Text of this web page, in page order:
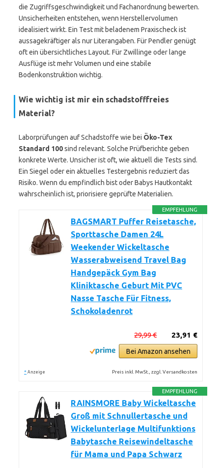
die Zugriffsgeschwindigkeit und Fachanordnung bewerten.
Unsicherheiten entstehen, wenn Herstellervolumen
idealisiert wirkt. Ein Test mit beladenem Praxischeck ist
aussagekräftiger als nur Literangaben. Für Pendler genügt
oft ein übersichtliches Layout. Für Zwillinge oder lange
Ausflüge ist mehr Volumen und eine stabile
Bodenkonstruktion wichtig.
Wie wichtig ist mir ein schadstofffreies
Material?
Laborprüfungen auf Schadstoffe wie bei Öko-Tex
Standard 100sind relevant. Solche Prüfberichte geben
konkrete Werte. Unsicher ist oft, wie aktuell die Tests sind.
Ein Siegel oder ein aktuelles Testergebnis reduziert das
Risiko. Wenn du empfindlich bist oder Babys Hautkontakt
wahrscheinlich ist, priorisiere geprüfte Materialien.
EMPFEHLUNG
BAGSMART Puffer Reisetasche,
Sporttasche Damen 24L
Weekender Wickeltasche
Wasserabweisend Travel Bag
Handgepäck Gym Bag
Kliniktasche Geburt Mit PVC
Nasse Tasche Für Fitness,
Schokoladenrot
23,91 €
29,99 €
Bei Amazon ansehen
* Anzeige Preis inkl. MwSt., zzgl. Versandkosten
EMPFEHLUNG
RAINSMORE Baby Wickeltasche
Groß mit Schnullertasche und
Wickelunterlage Multifunktions
Babytasche Reisewindeltasche
für Mama und Papa Schwarz